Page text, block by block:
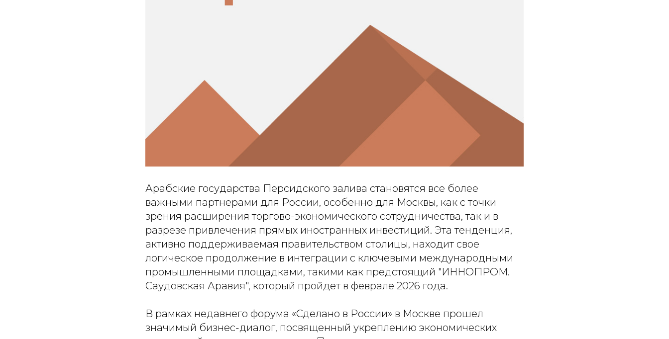
Арабские государства Персидского залива становятся все более
важными партнерами для России, особенно для Москвы, как с точки
зрения расширения торгово-экономического сотрудничества, так и в
разрезе привлечения прямых иностранных инвестиций. Эта тенденция,
активно поддерживаемая правительством столицы, находит свое
логическое продолжение в интеграции с ключевыми международными
промышленными площадками, такими как предстоящий "ИННОПРОМ.
Саудовская Аравия", который пройдет в феврале 2026 года.
В рамках недавнего форума «Сделано в России» в Москве прошел
значимый бизнес-диалог, посвященный укреплению экономических